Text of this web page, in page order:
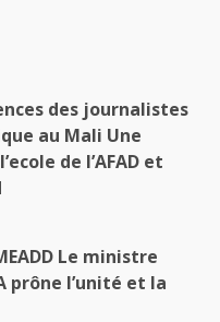
des journalistes
au Mali Une
de l’AFAD et
Le ministre
prône l’unité et la